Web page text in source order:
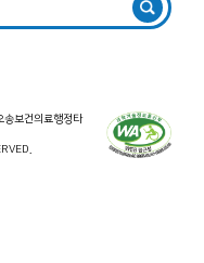
보건의료행정타